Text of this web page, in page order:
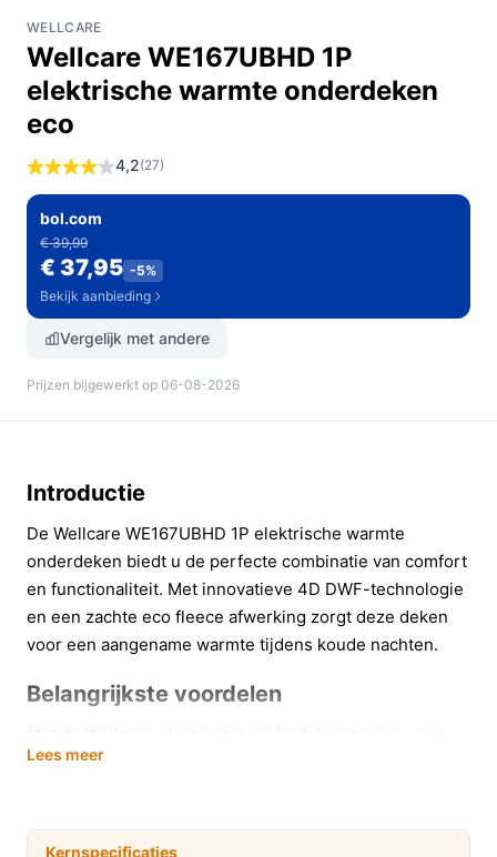
WELLCARE
Wellcare WE167UBHD 1P
elektrische warmte onderdeken
eco
4,2(27)
bol.com
€ 39,99
€ 37,95 -5%
Bekijk aanbieding
Vergelijk met andere
Prijzen bijgewerkt op 06-08-2026
Introductie
De Wellcare WE167UBHD 1P elektrische warmte
onderdeken biedt u de perfecte combinatie van comfort
en functionaliteit. Met innovatieve 4D DWF-technologie
en een zachte eco fleece afwerking zorgt deze deken
voor een aangename warmte tijdens koude nachten.
Belangrijkste voordelen
diverse voordelen die uw slaapervaring verbeteren:
te slapen, ideaal voor koude winteravonden.
Lees meer
Kernspecificaties